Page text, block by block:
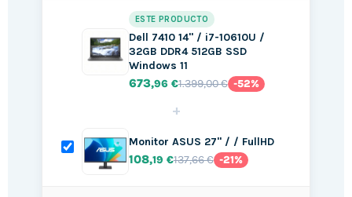
ESTE PRODUCTO
Dell 7410 14" / i7-10610U /
32GB DDR4 512GB SSD
Windows 11
673,96 €1.399,00 € -52%
+
Monitor ASUS 27" / / FullHD
108,19 €137,66 € -21%